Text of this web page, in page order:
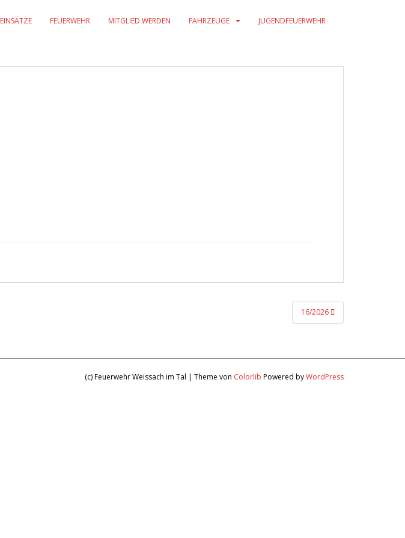
EINSÄTZE FEUERWEHR MITGLIED WERDEN FAHRZEUGE JUGENDFEUERWEHR
16/2026
(c) Feuerwehr Weissach im Tal | Theme von Colorlib Powered byWordPress